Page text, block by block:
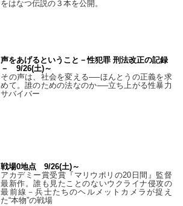
をはなつ伝説の３本を公開。
声をあげるということ－性犯罪 刑法改正の記録
－ 9/26(土)～
その声は、社会を変える──ほんとうの正義を求
めて。誰のための法なのか──立ち上がる性暴力
サバイバー
戦場0地点 9/26(土)～
アカデミー賞受賞『マリウポリの20日間』監督
最新作。誰も見たことのないウクライナ侵攻の
最前線－兵士たちのヘルメットカメラが捉え
た“本物”の戦場